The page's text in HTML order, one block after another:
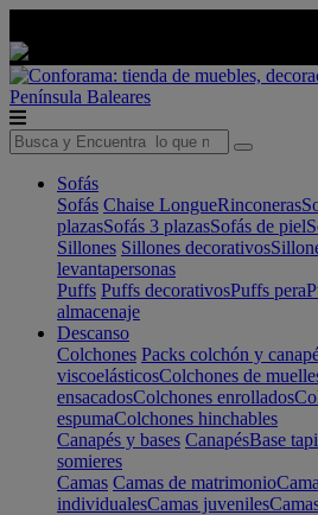
Península Baleares
Sofás
Sofás Chaise LongueRinconeras
plazasSofás 3 plazasSofás de piel
Sillones Sillones decorativos
levantapersonas
Puffs Puffs decorativosPuffs pera
almacenaje
Descanso
Colchones Packs colchón y
viscoelásticosColchones de
ensacadosColchones enrollados
espumaColchones hinchables
Canapés y bases CanapésBase
somieres
Camas Camas de matrimonio
individualesCamas juveniles